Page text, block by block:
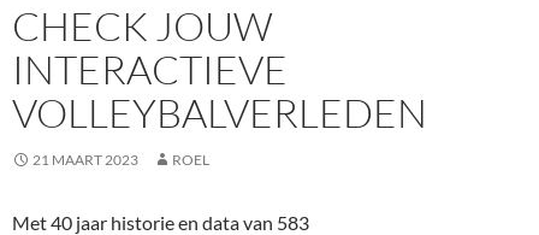
CHECK JOUW
INTERACTIEVE
VOLLEYBALVERLEDEN
21 MAART 2023 ROEL
Met 40 jaar historie en data van 583